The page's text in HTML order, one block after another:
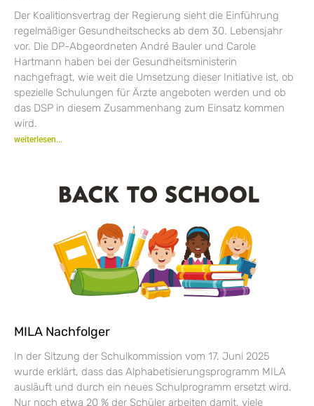
Der Koalitionsvertrag der Regierung sieht die Einführung
regelmäßiger Gesundheitschecks ab dem 30. Lebensjahr
vor. Die DP-Abgeordneten André Bauler und Carole
Hartmann haben bei der Gesundheitsministerin
nachgefragt, wie weit die Umsetzung dieser Initiative ist, ob
spezielle Schulungen für Ärzte angeboten werden und ob
das DSP in diesem Zusammenhang zum Einsatz kommen
wird.
weiterlesen...
MILA Nachfolger
In der Sitzung der Schulkommission vom 17. Juni 2025
wurde erklärt, dass das Alphabetisierungsprogramm MILA
ausläuft und durch ein neues Schulprogramm ersetzt wird.
Nur noch etwa 20 % der Schüler arbeiten damit, viele